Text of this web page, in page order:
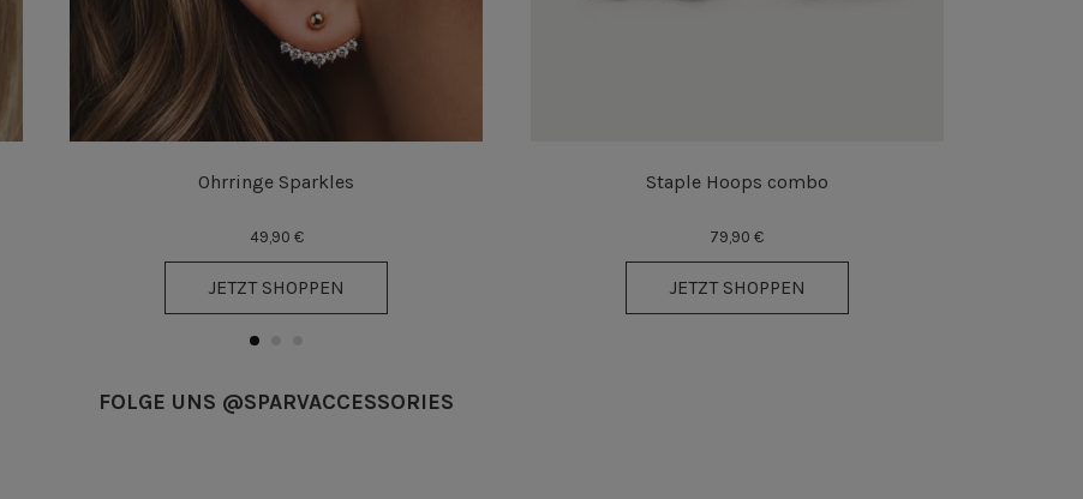
Ohrringe Sparkles
49,90 €
JETZT SHOPPEN
Staple Hoops combo
79,90 €
JETZT SHOPPEN
FOLGE UNS @SPARVACCESSORIES